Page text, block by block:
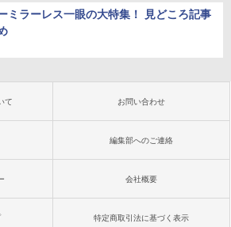
ミラーレス一眼の大特集！ 見どころ記事
て お問い合わせ
編集部へのご連絡
会社概要
特定商取引法に基づく表示